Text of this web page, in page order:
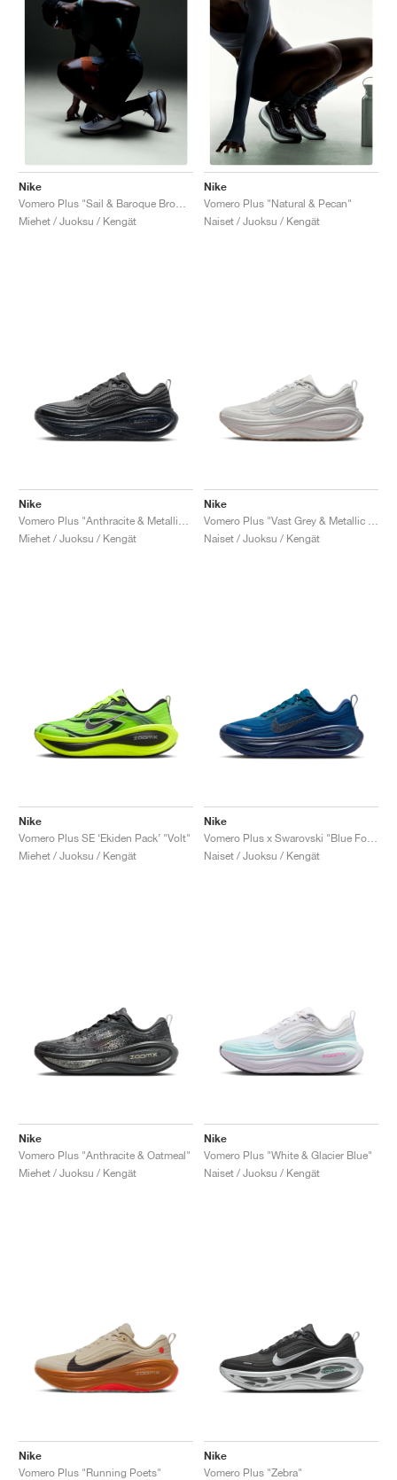
Nike
Vomero Plus "Sail & Baroque Brown"
Miehet / Juoksu / Kengät
Nike
Vomero Plus "Natural & Pecan"
Naiset / Juoksu / Kengät
Nike
Miehet / Juoksu / Kengät
Nike
Naiset / Juoksu / Kengät
Nike
Vomero Plus SE ‘Ekiden Pack’ "Volt"
Miehet / Juoksu / Kengät
Nike
Naiset / Juoksu / Kengät
Nike
Vomero Plus "Anthracite & Oatmeal"
Miehet / Juoksu / Kengät
Nike
Vomero Plus "White & Glacier Blue"
Naiset / Juoksu / Kengät
Nike
Vomero Plus "Running Poets"
Nike
Vomero Plus "Zebra"